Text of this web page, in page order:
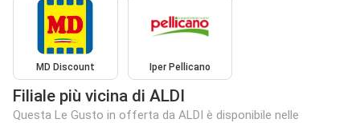
MD Discount Iper Pellicano
Filiale più vicina di ALDI
Questa Le Gusto in offerta da ALDI è disponibile nelle